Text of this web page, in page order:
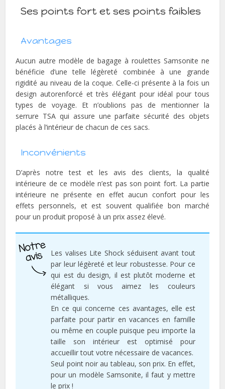
Ses points fort et ses points faibles
Avantages
Aucun autre modèle de bagage à roulettes Samsonite ne
bénéficie d’une telle légèreté combinée à une grande
rigidité au niveau de la coque. Celle-ci présente à la fois un
design autorenforcé et très élégant pour idéal pour tous
types de voyage. Et n’oublions pas de mentionner la
serrure TSA qui assure une parfaite sécurité des objets
placés à l’intérieur de chacun de ces sacs.
Inconvénients
D’après notre test et les avis des clients, la qualité
intérieure de ce modèle n’est pas son point fort. La partie
intérieure ne présente en effet aucun confort pour les
effets personnels, et est souvent qualifiée bon marché
pour un produit proposé à un prix assez élevé.
Les valises Lite Shock séduisent avant tout
par leur légèreté et leur robustesse. Pour ce
qui est du design, il est plutôt moderne et
élégant si vous aimez les couleurs
métalliques.
En ce qui concerne ces avantages, elle est
parfaite pour partir en vacances en famille
ou même en couple puisque peu importe la
taille son intérieur est optimisé pour
accueillir tout votre nécessaire de vacances.
Seul point noir au tableau, son prix. En effet,
pour un modèle Samsonite, il faut y mettre
le prix !